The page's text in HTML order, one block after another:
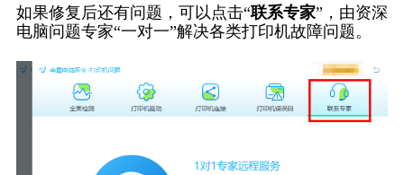
如果修复后还有问题，可以点击“联系专家”，由资深
电脑问题专家“一对一”解决各类打印机故障问题。